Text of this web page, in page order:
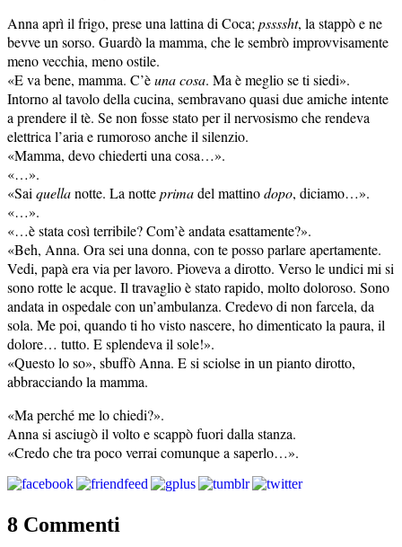
Anna aprì il frigo, prese una lattina di Coca; pssssht, la stappò e ne
bevve un sorso. Guardò la mamma, che le sembrò improvvisamente
meno vecchia, meno ostile.
«E va bene, mamma. C’èuna cosa. Ma è meglio se ti siedi».
Intorno al tavolo della cucina, sembravano quasi due amiche intente
a prendere il tè. Se non fosse stato per il nervosismo che rendeva
elettrica l’aria e rumoroso anche il silenzio.
«Mamma, devo chiederti una cosa…».
«…».
«Sai quellanotte. La notteprimadel mattinodopo, diciamo…».
«…».
«…è stata così terribile? Com’è andata esattamente?».
«Beh, Anna. Ora sei una donna, con te posso parlare apertamente.
Vedi, papà era via per lavoro. Pioveva a dirotto. Verso le undici mi si
sono rotte le acque. Il travaglio è stato rapido, molto doloroso. Sono
andata in ospedale con un’ambulanza. Credevo di non farcela, da
sola. Me poi, quando ti ho visto nascere, ho dimenticato la paura, il
dolore… tutto. E splendeva il sole!».
«Questo lo so», sbuffò Anna. E si sciolse in un pianto dirotto,
abbracciando la mamma.
«Ma perché me lo chiedi?».
Anna si asciugò il volto e scappò fuori dalla stanza.
«Credo che tra poco verrai comunque a saperlo…».
8 Commenti